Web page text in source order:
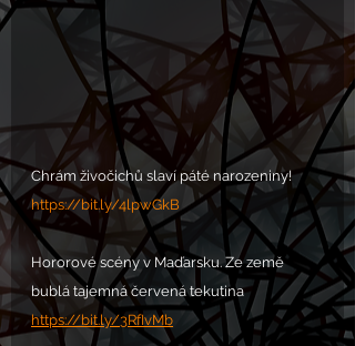
Chrám živočichů slaví páté narozeniny!
https://bit.ly/4lpwGkB
Hororové scény v Maďarsku. Ze země
bublá tajemná červená tekutina
https://bit.ly/3RfIvMb